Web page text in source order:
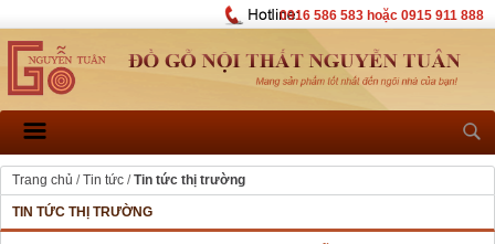
0916 586 583 hoặc 0915 911 888
Trang chủ /Tin tức /Tin tức thị trường
TIN TỨC THỊ TRƯỜNG